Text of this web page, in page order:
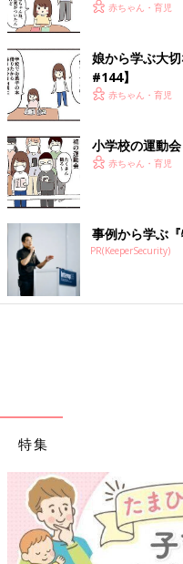
赤ちゃん・育児
娘から学ぶ大
#144】
赤ちゃん・育児
小学校の運動
赤ちゃん・育児
事例から学ぶ『
PR(KeeperSecurity)
特集